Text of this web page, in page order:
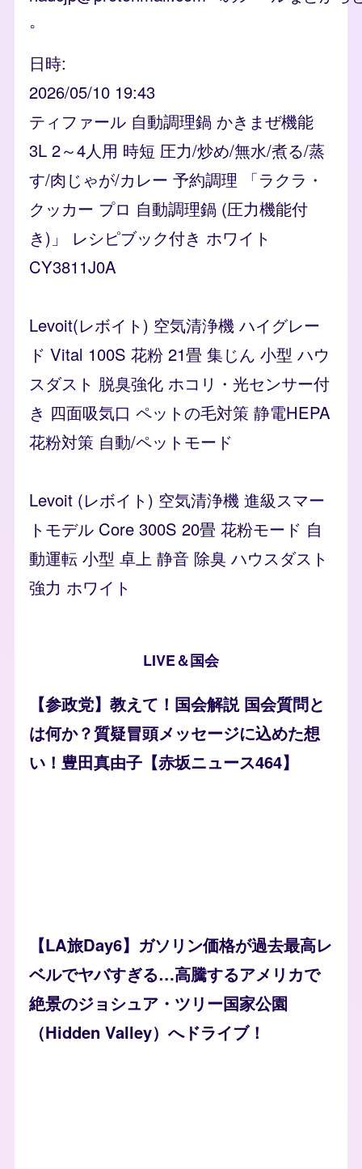
。
日時
2026/05/10 19:43
ティファール 自動調理鍋 かきまぜ機能
3L 2～4人用 時短 圧力/炒め/無水/煮る/蒸
す/肉じゃが/カレー 予約調理 「ラクラ・
クッカー プロ 自動調理鍋 (圧力機能付
き)」 レシピブック付き ホワイト
CY3811J0A
Levoit(レボイト) 空気清浄機 ハイグレー
ド Vital 100S 花粉 21畳 集じん 小型 ハウ
スダスト 脱臭強化 ホコリ・光センサー付
き 四面吸気口 ペットの毛対策 静電HEPA
花粉対策 自動/ペットモード
Levoit (レボイト) 空気清浄機 進級スマー
トモデル Core 300S 20畳 花粉モード 自
動運転 小型 卓上 静音 除臭 ハウスダスト
強力 ホワイト
LIVE＆国会
【参政党】教えて！国会解説 国会質問と
は何か？質疑冒頭メッセージに込めた想
い！豊田真由子【赤坂ニュース464】
【LA旅Day6】ガソリン価格が過去最高レ
ベルでヤバすぎる…高騰するアメリカで
絶景のジョシュア・ツリー国家公園
（Hidden Valley）へドライブ！